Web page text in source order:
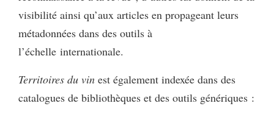
visibilité ainsi qu’aux articles en propageant leurs
métadonnées dans des outils à
l’échelle internationale.
Territoires du vin est également indexée dans des
catalogues de bibliothèques et des outils génériques :